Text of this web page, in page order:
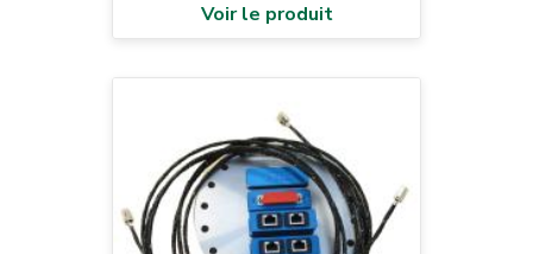
Voir le produit